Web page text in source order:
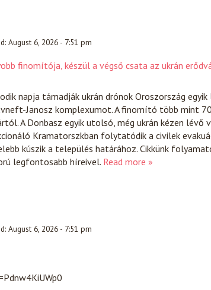
August 6, 2026 - 7:51 pm
finomítója, készül a végső csata az ukrán
napja támadják ukrán drónok Oroszország
Janosz komplexumot. A finomító több mint
A Donbasz egyik utolsó, még ukrán kézen lévő
Kramatorszkban folytatódik a civilek
kúszik a település határához. Cikkünk
legfontosabb híreivel. Read more »
August 6, 2026 - 7:51 pm